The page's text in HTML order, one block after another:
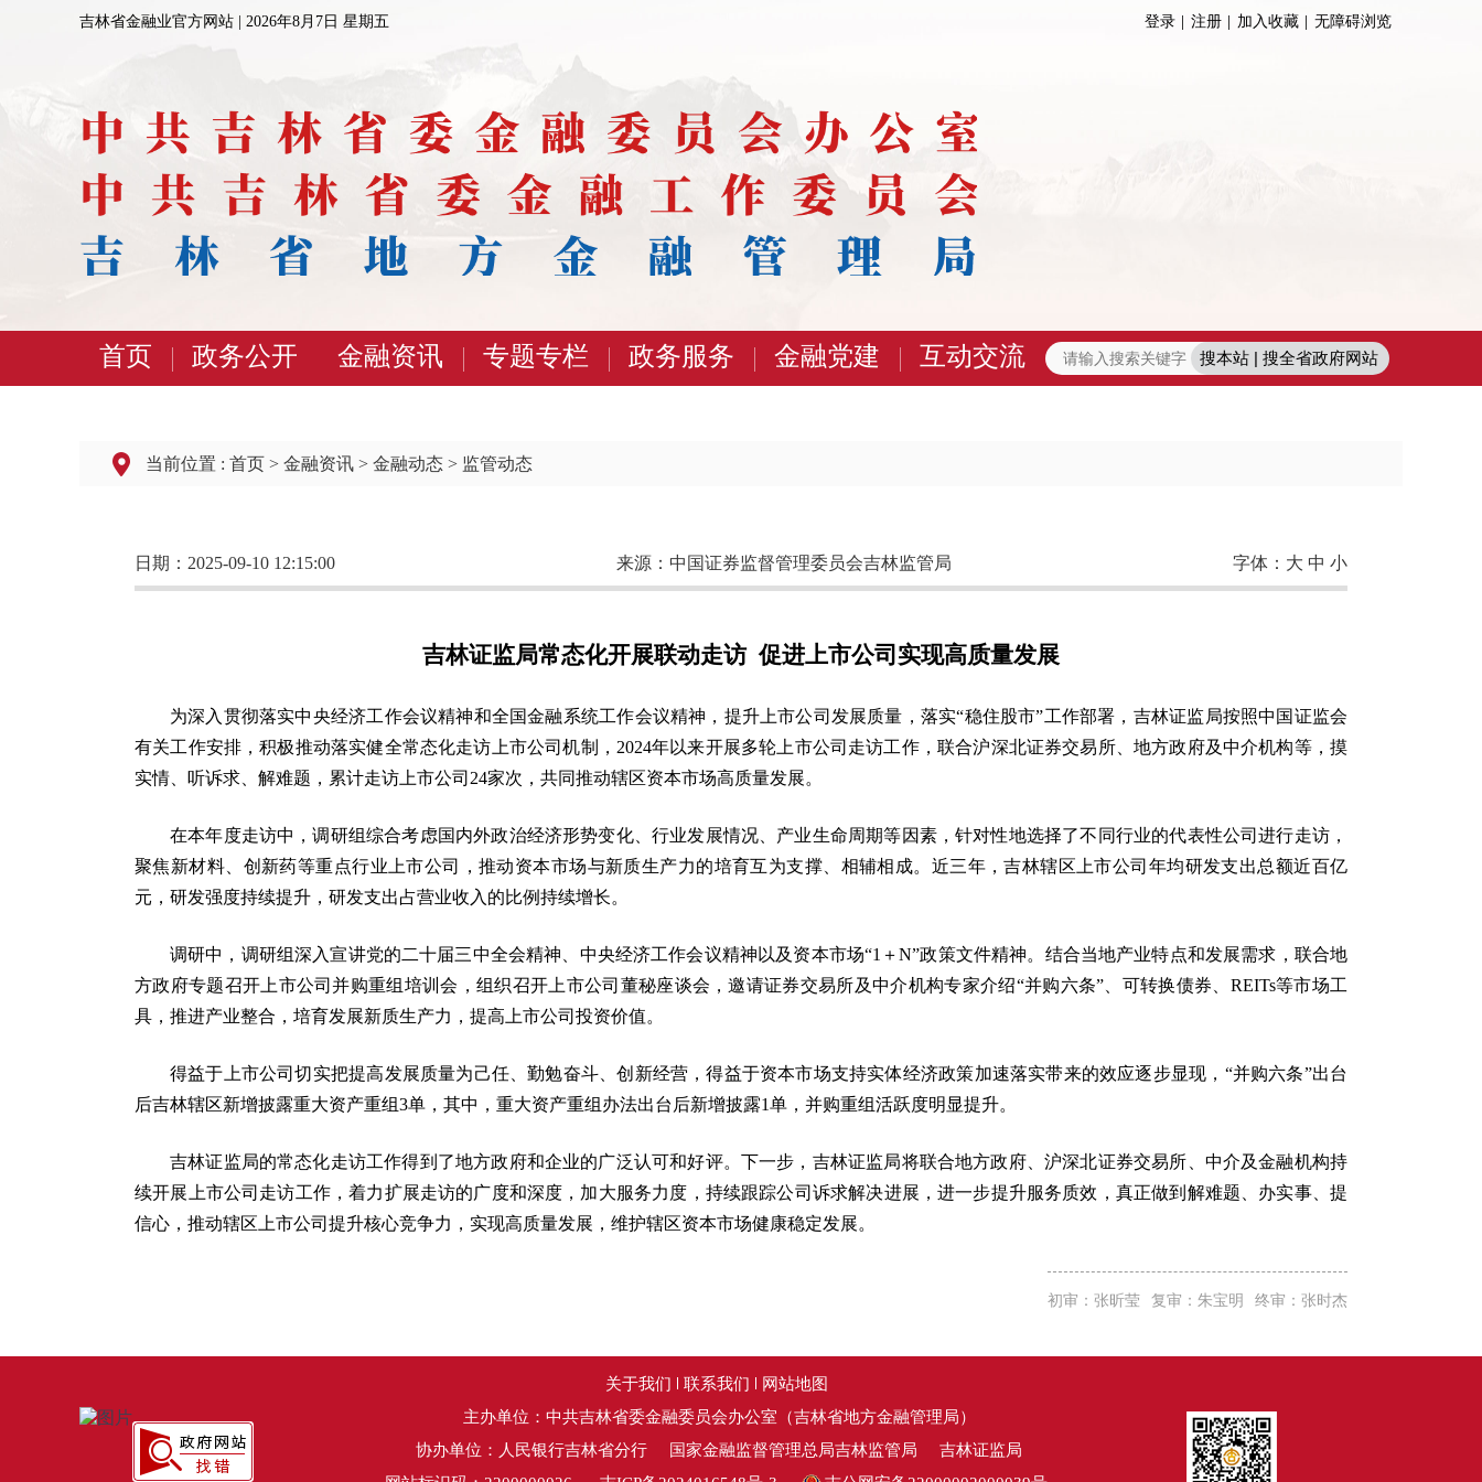
吉林省金融业官方网站 | 2026年8月7日 星期五 登录 注册 加入收藏 无障碍浏览
首页 政务公开 金融资讯 专题专栏 政务服务 金融党建 互动交流
当前位置 : 首页 > 金融资讯 > 金融动态 > 监管动态
日期：2025-09-10 12:15:00 来源： 中国证券监督管理委员会吉林监管局 字体： 大 中 小
吉林证监局常态化开展联动走访 促进上市公司实现高质量发展
为深入贯彻落实中央经济工作会议精神和全国金融系统工作会议精神，提升上市公司发展质量，落实“稳住股市”工作部署，吉林证监局按照中国证监会
有关工作安排，积极推动落实健全常态化走访上市公司机制，2024年以来开展多轮上市公司走访工作，联合沪深北证券交易所、地方政府及中介机构等，摸
实情、听诉求、解难题，累计走访上市公司24家次，共同推动辖区资本市场高质量发展。
在本年度走访中，调研组综合考虑国内外政治经济形势变化、行业发展情况、产业生命周期等因素，针对性地选择了不同行业的代表性公司进行走访，
聚焦新材料、创新药等重点行业上市公司，推动资本市场与新质生产力的培育互为支撑、相辅相成。近三年，吉林辖区上市公司年均研发支出总额近百亿
元，研发强度持续提升，研发支出占营业收入的比例持续增长。
调研中，调研组深入宣讲党的二十届三中全会精神、中央经济工作会议精神以及资本市场“1＋N”政策文件精神。结合当地产业特点和发展需求，联合地
方政府专题召开上市公司并购重组培训会，组织召开上市公司董秘座谈会，邀请证券交易所及中介机构专家介绍“并购六条”、可转换债券、REITs等市场工
具，推进产业整合，培育发展新质生产力，提高上市公司投资价值。
得益于上市公司切实把提高发展质量为己任、勤勉奋斗、创新经营，得益于资本市场支持实体经济政策加速落实带来的效应逐步显现，“并购六条”出台
后吉林辖区新增披露重大资产重组3单，其中，重大资产重组办法出台后新增披露1单，并购重组活跃度明显提升。
吉林证监局的常态化走访工作得到了地方政府和企业的广泛认可和好评。下一步，吉林证监局将联合地方政府、沪深北证券交易所、中介及金融机构持
续开展上市公司走访工作，着力扩展走访的广度和深度，加大服务力度，持续跟踪公司诉求解决进展，进一步提升服务质效，真正做到解难题、办实事、提
信心，推动辖区上市公司提升核心竞争力，实现高质量发展，维护辖区资本市场健康稳定发展。
初审：张昕莹 复审：朱宝明 终审：张时杰
关于我们 联系我们
网站地图
主办单位：中共吉林省委金融委员会办公室（吉林省地方金融管理局）
协办单位：人民银行吉林省分行
国家金融监督管理总局吉林监管局
吉林证监局